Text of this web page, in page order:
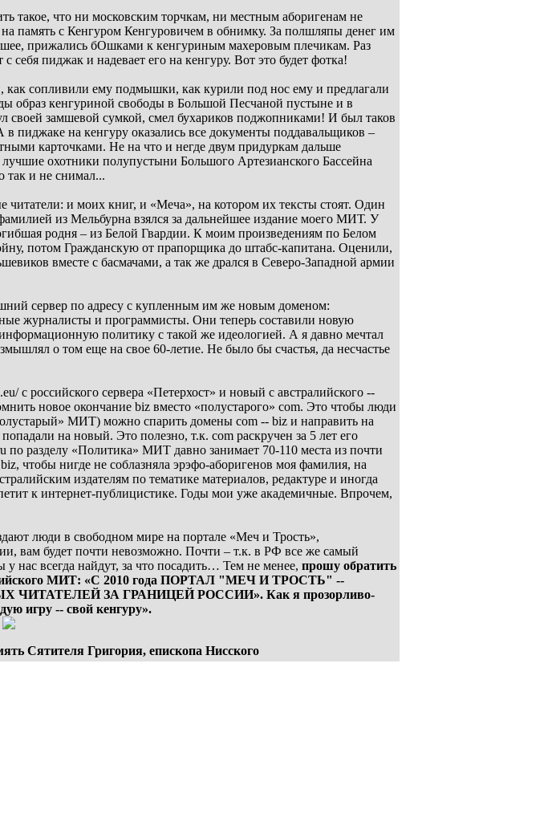
такое, что ни московским торчкам, ни местным аборигенам не
память с Кенгуром Кенгуровичем в обнимку. За полшляпы денег им
прижались бОшками к кенгуриным махеровым плечикам. Раз
себя пиджак и надевает его на кенгуру. Вот это будет фотка!
сопливили ему подмышки, как курили под нос ему и предлагали
образ кенгуриной свободы в Большой Песчаной пустыне и в
замшевой сумкой, смел бухариков поджопниками! И был таков
пиджаке на кенгуру оказались все документы поддавальщиков –
карточками. Не на что и негде двум придуркам дальше
охотники полупустыни Большого Артезианского Бассейна
так и не снимал...
и моих книг, и «Меча», на котором их тексты стоят. Один
из Мельбурна взялся за дальнейшее издание моего МИТ. У
родня – из Белой Гвардии. К моим произведениям по Белом
потом Гражданскую от прапорщика до штабс-капитана. Оценили,
вместе с басмачами, а так же дрался в Северо-Западной армии
сервер по адресу с купленным им же новым доменом:
журналисты и программисты. Они теперь составили новую
политику с такой же идеологией. А я давно мечтал
о том еще на свое 60-летие. Не было бы счастья, да несчастье
с российского сервера «Петерхост» и новый с австралийского --
новое окончание biz вместо «полустарого» com. Это чтобы люди
МИТ) можно спарить домены com -- biz и направить на
на новый. Это полезно, т.к. com раскручен за 5 лет его
по разделу «Политика» МИТ давно занимает 70-110 места из почти
чтобы нигде не соблазняла эрэфо-аборигенов моя фамилия, на
издателям по тематике материалов, редактуре и иногда
к интернет-публицистике. Годы мои уже академичные. Впрочем,
люди в свободном мире на портале «Меч и Трость»,
будет почти невозможно. Почти – т.к. в РФ все же самый
нас всегда найдут, за что посадить… Тем не менее, прошу обратить
МИТ: «С 2010 года ПОРТАЛ "МЕЧ И ТРОСТЬ" --
ЗА ГРАНИЦЕЙ РОССИИ». Как я прозорливо-
игру -- свой кенгуру».
Сятителя Григория, епископа Нисского